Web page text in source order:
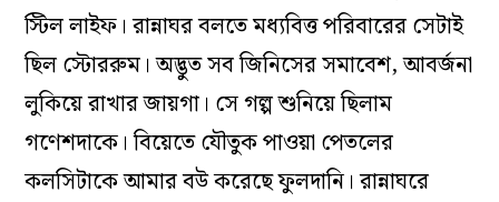
স্টিল লাইফ। রান্নাঘর বলতে মধ্যবিত্ত পরিবারের সেটাই
ছিল স্টোররুম। অদ্ভুত সব জিনিসের সমাবেশ, আবর্জনা
লুকিয়ে রাখার জায়গা। সে গল্প শুনিয়ে ছিলাম
গণেশদাকে। বিয়েতে যৌতুক পাওয়া পেতলের
কলসিটাকে আমার বউ করেছে ফুলদানি। রান্নাঘরে